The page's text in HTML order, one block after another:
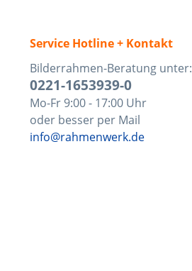
Service Hotline + Kontakt
Bilderrahmen-Beratung unter:
0221-1653939-0
Mo-Fr 9:00 - 17:00 Uhr
oder besser per Mail
info@rahmenwerk.de